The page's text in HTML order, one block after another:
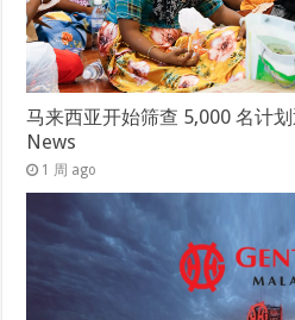
马来西亚开始筛查 5,000 名计
News
1 周 ago